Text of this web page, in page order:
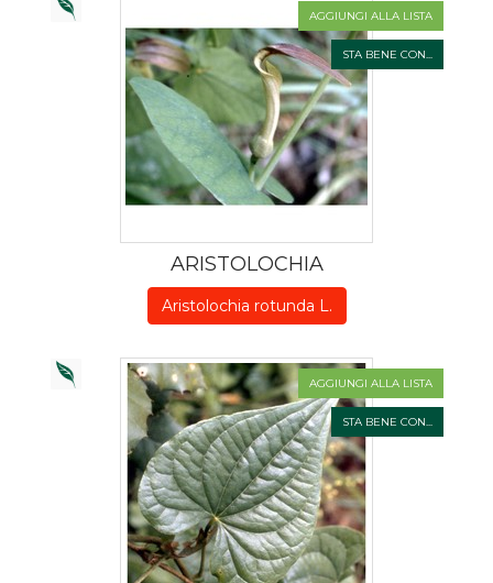
AGGIUNGI ALLA LISTA
STA BENE CON...
ARISTOLOCHIA
Aristolochia rotunda L.
AGGIUNGI ALLA LISTA
STA BENE CON...